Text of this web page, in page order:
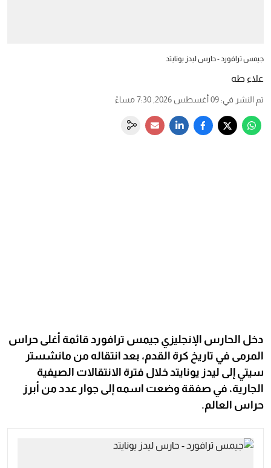
جيمس ترافورد - حارس ليدز يونايتد
علاء طه
تم النشر في: 09 أغسطس 2026, 7:30 مساءً
دخل الحارس الإنجليزي جيمس ترافورد قائمة أغلى حراس
المرمى في تاريخ كرة القدم، بعد انتقاله من مانشستر
سيتي إلى ليدز يونايتد خلال فترة الانتقالات الصيفية
الجارية، في صفقة وضعت اسمه إلى جوار عدد من أبرز
حراس العالم.